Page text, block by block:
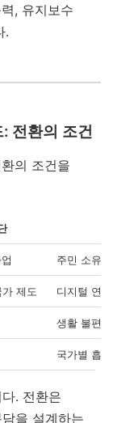
, 유지보수
.
전환의 조건
의 조건을
주민 소유, 참여
제도 디지털 연결성,
생활 불편, 손실
국가별 흡수역
. 전환은
을 설계하는